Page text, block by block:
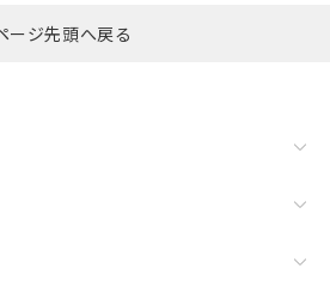
ージ先頭へ戻る